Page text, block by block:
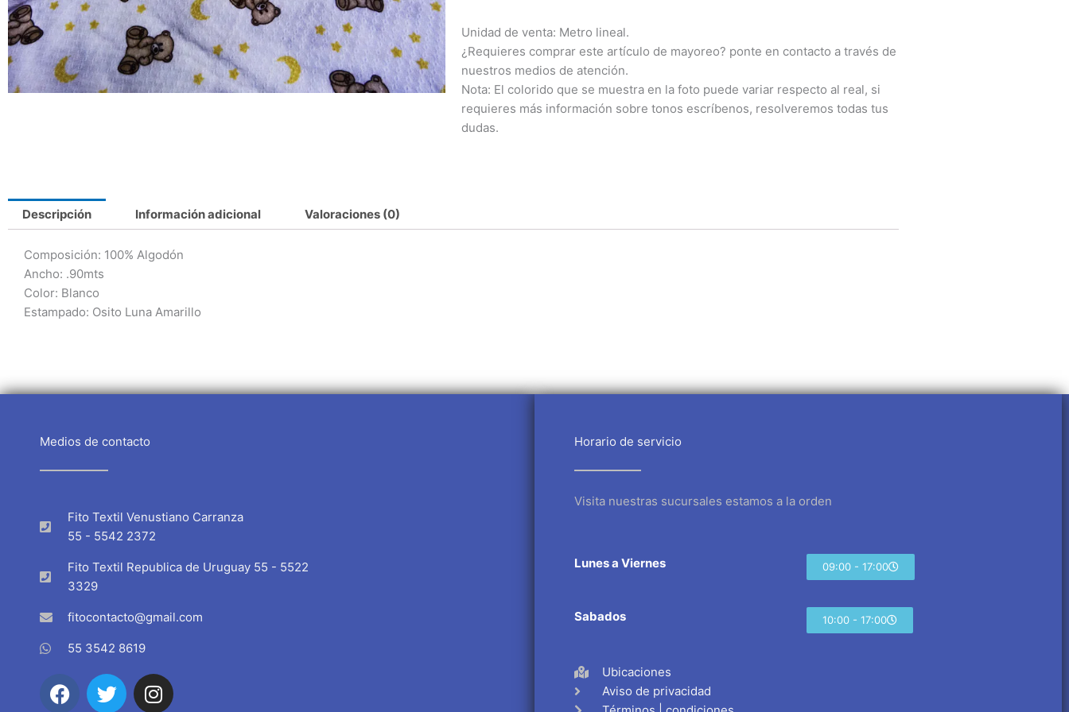
Unidad de venta: Metro lineal.
¿Requieres comprar este artículo de mayoreo? ponte en contacto a través de
nuestros medios de atención.
Nota: El colorido que se muestra en la foto puede variar respecto al real, si
requieres más información sobre tonos escríbenos, resolveremos todas tus
dudas.
Descripción Información adicional Valoraciones (0)
Composición: 100% Algodón
Ancho: .90mts
Color: Blanco
Estampado: Osito Luna Amarillo
Medios de contacto
Fito Textil Venustiano Carranza
55 - 5542 2372
Fito Textil Republica de Uruguay 55 - 5522
3329
fitocontacto@gmail.com
55 3542 8619
F
a
T
w
I
n
Horario de servicio
Visita nuestras sucursales estamos a la orden
Lunes a Viernes 09:00 - 17:00
Sabados 10:00 - 17:00
Ubicaciones
Aviso de privacidad